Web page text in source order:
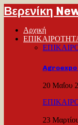
Βερενίκη
Αρχική
Agroexpo
20 Μαΐου
23